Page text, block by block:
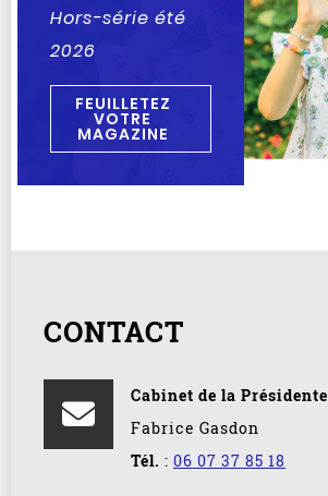
Hors-série été
2026
FEUILLETEZ
VOTRE
MAGAZINE
CONTACT
Cabinet de la Présidente
Fabrice Gasdon
Tél. : 06 07 37 85 18